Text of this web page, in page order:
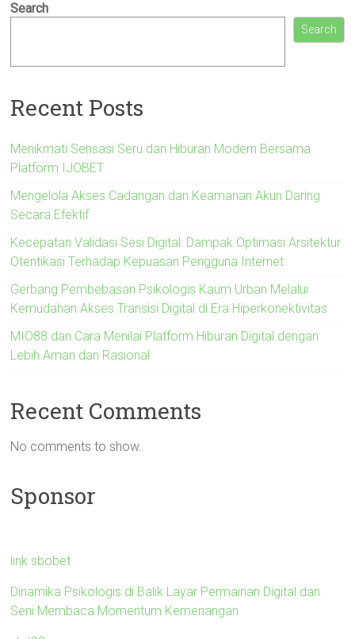
Search
Search
Recent Posts
Menikmati Sensasi Seru dan Hiburan Modern Bersama
Platform IJOBET
Mengelola Akses Cadangan dan Keamanan Akun Daring
Secara Efektif
Kecepatan Validasi Sesi Digital: Dampak Optimasi Arsitektur
Otentikasi Terhadap Kepuasan Pengguna Internet
Gerbang Pembebasan Psikologis Kaum Urban Melalui
Kemudahan Akses Transisi Digital di Era Hiperkonektivitas
MIO88 dan Cara Menilai Platform Hiburan Digital dengan
Lebih Aman dan Rasional
Recent Comments
No comments to show.
Sponsor
link sbobet
Dinamika Psikologis di Balik Layar Permainan Digital dan
Seni Membaca Momentum Kemenangan